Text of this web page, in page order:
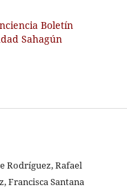
Boletín
Sahagún
Rodríguez, Rafael
Francisca Santana